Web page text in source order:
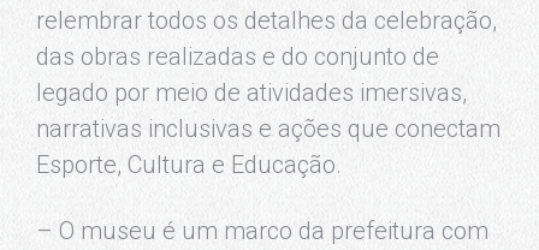
relembrar todos os detalhes da celebração,
das obras realizadas e do conjunto de
legado por meio de atividades imersivas,
narrativas inclusivas e ações que conectam
Esporte, Cultura e Educação.
– O museu é um marco da prefeitura com